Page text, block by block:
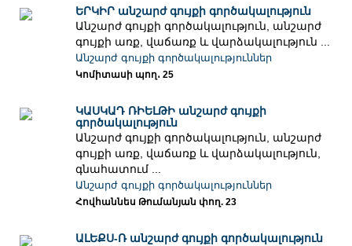
ԵՐԿԻՐ անշարժ գույքի գործակալություն
Անշարժ գույքի գործակալություն, անշարժ
գույքի առք, վաճառք և վարձակալություն ...
Անշարժ գույքի գործակալություններ
Կոմիտասի պող․ 25
ԿԱՍԿԱԴ ՌԻԵԼԹԻ անշարժ գույքի
գործակալություն
Անշարժ գույքի գործակալություն, անշարժ
գույքի առք, վաճառք և վարձակալություն,
գնահատում ...
Անշարժ գույքի գործակալություններ
Հովհաննես Թումանյան փող. 23
ԱԼԵՔՍ-Ռ անշարժ գույքի գործակալություն